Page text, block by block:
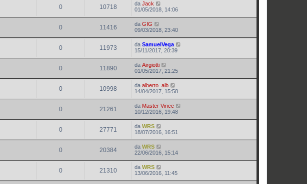
0 10718 da Jack
01/05/2018, 14:06
0 11416 da GIG
09/03/2018, 23:40
0 11973 da SamuelVega
15/11/2017, 20:39
0 11890 da Airgiotti
01/05/2017, 21:25
0 10998 da alberto_alb
14/04/2017, 15:58
0 21261 da Master Vince
10/12/2016, 19:48
0 27771 da WRS
18/07/2016, 16:51
0 20384 da WRS
22/06/2016, 15:14
0 21310 da WRS
13/06/2016, 11:45